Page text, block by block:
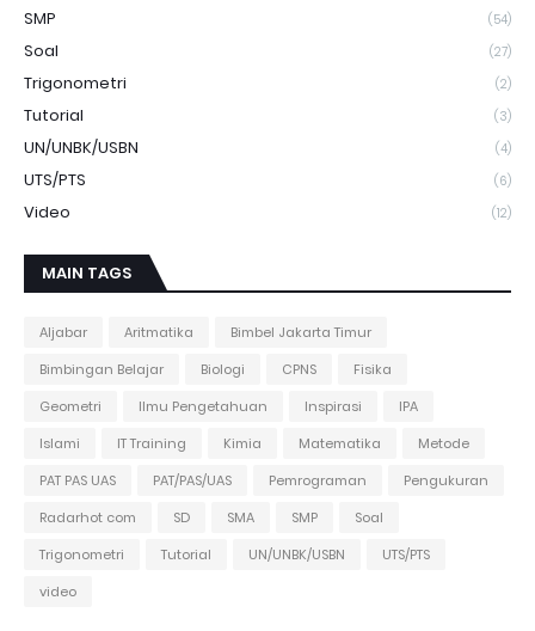
SMP (54)
Soal (27)
Trigonometri (2)
Tutorial (3)
UN/UNBK/USBN (4)
UTS/PTS (6)
Video (12)
MAIN TAGS
Aljabar Aritmatika
Bimbel Jakarta Timur
Bimbingan Belajar
Biologi CPNS
Fisika
Geometri
Ilmu Pengetahuan Inspirasi
IPA
Islami
IT Training Kimia Matematika
Metode
PAT PAS UAS
PAT/PAS/UAS Pemrograman
Pengukuran
Radarhot com
SD SMA SMP
Soal
Trigonometri
Tutorial UN/UNBK/USBN
UTS/PTS
video